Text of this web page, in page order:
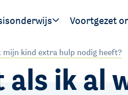
Voortgezet
mijn kind extra hulp nodig heeft?
als ik al